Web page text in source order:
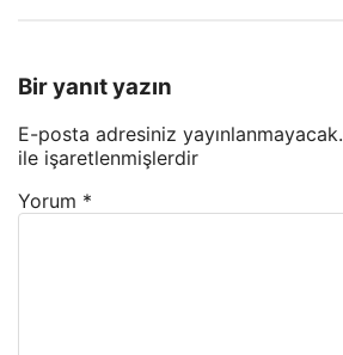
Bir yanıt yazın
E-posta adresiniz yayınlanmayacak.
ile işaretlenmişlerdir
Yorum *